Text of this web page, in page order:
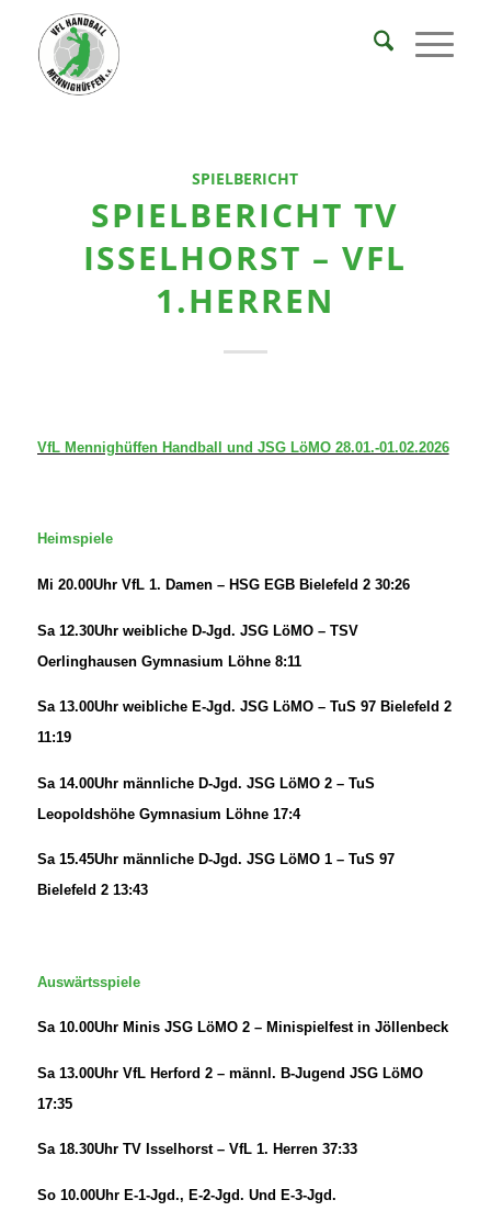
SPIELBERICHT
SPIELBERICHT TV
ISSELHORST – VFL
1.HERREN
VfL Mennighüffen Handball und JSG LöMO 28.01.-01.02.2026
Heimspiele
Mi 20.00Uhr VfL 1. Damen – HSG EGB Bielefeld 2 30:26
Sa 12.30Uhr weibliche D-Jgd. JSG LöMO – TSV
Oerlinghausen Gymnasium Löhne 8:11
Sa 13.00Uhr weibliche E-Jgd. JSG LöMO – TuS 97 Bielefeld 2
11:19
Sa 14.00Uhr männliche D-Jgd. JSG LöMO 2 – TuS
Leopoldshöhe Gymnasium Löhne 17:4
Sa 15.45Uhr männliche D-Jgd. JSG LöMO 1 – TuS 97
Bielefeld 2 13:43
Auswärtsspiele
Sa 10.00Uhr Minis JSG LöMO 2 – Minispielfest in Jöllenbeck
Sa 13.00Uhr VfL Herford 2 – männl. B-Jugend JSG LöMO
17:35
Sa 18.30Uhr TV Isselhorst – VfL 1. Herren 37:33
So 10.00Uhr E-1-Jgd., E-2-Jgd. Und E-3-Jgd.